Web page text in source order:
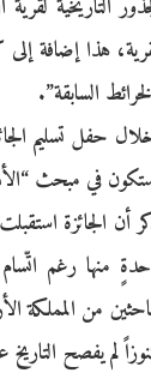
التاريخية
هذا إضافة
السابقة”.
حفل تسليم
في مبحث
أن الجائزة
من المملكة
لم يفصح التاريخ